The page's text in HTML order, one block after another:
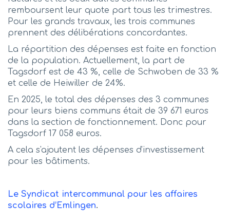
remboursent leur quote part tous les trimestres.
Pour les grands travaux, les trois communes
prennent des délibérations concordantes.
La répartition des dépenses est faite en fonction
de la population. Actuellement, la part de
Tagsdorf est de 43 %, celle de Schwoben de 33 %
et celle de Heiwiller de 24%.
En 2025, le total des dépenses des 3 communes
pour leurs biens communs était de 39 671 euros
dans la section de fonctionnement. Donc pour
Tagsdorf 17 058 euros.
A cela s'ajoutent les dépenses d'investissement
pour les bâtiments.
Le Syndicat intercommunal pour les affaires
scolaires d’Emlingen.